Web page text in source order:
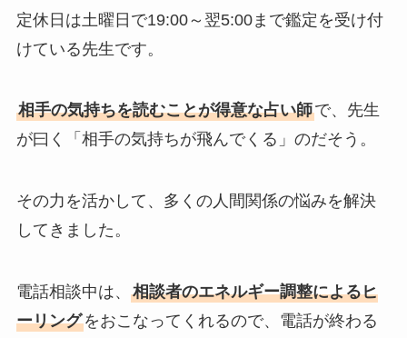
定休日は土曜日で19:00～翌5:00まで鑑定を受け付
けている先生です。
相手の気持ちを読むことが得意な占い師で、先生
が曰く「相手の気持ちが飛んでくる」のだそう。
その力を活かして、多くの人間関係の悩みを解決
してきました。
電話相談中は、 相談者のエネルギー調整によるヒ
ーリングをおこなってくれるので、電話が終わる